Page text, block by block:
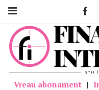
Vreau abonament |